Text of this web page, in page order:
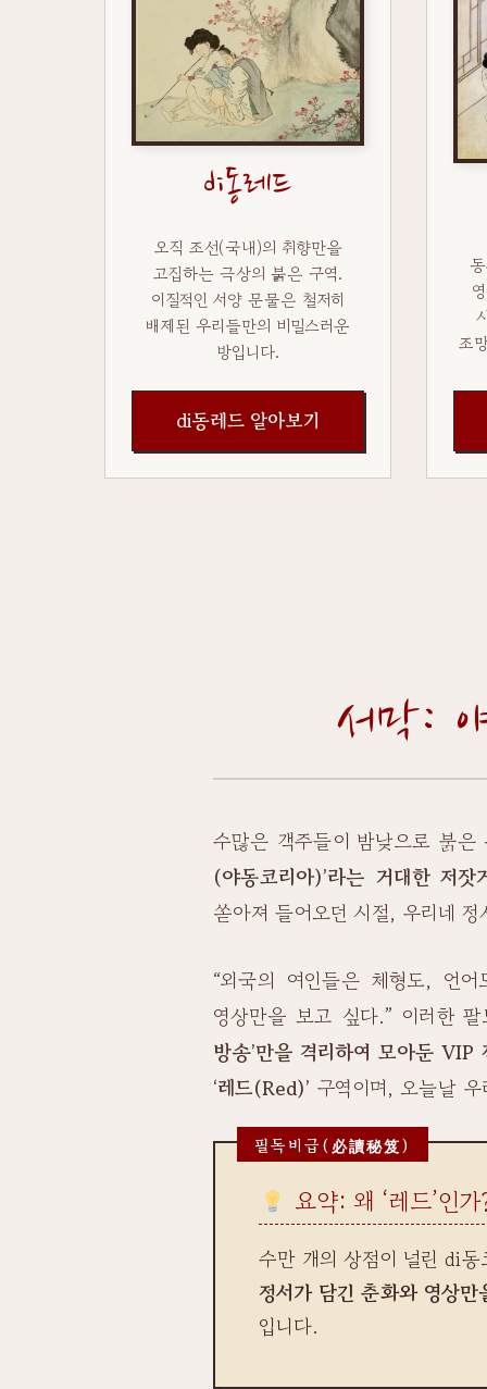
di동레드
오직 조선(국내)의 취향만을
고집하는 극상의 붉은 구역.
이질적인 서양 문물은 철저히
배제된 우리들만의 비밀스러운
방입니다.
di동레드 알아보기
조
서막:
수많은 객주들이 밤낮으로 붉
(야동코리아)’라는 거대한 저잣
쏟아져 들어오던 시절, 우리네
“외국의 여인들은 체형도, 언
영상만을 보고 싶다.” 이러한
방송’만을 격리하여 모아둔 VIP
‘레드(Red)’ 구역이며, 오늘날
요약: 왜 ‘레드’인
수만 개의 상점이 널린 di
정서가 담긴 춘화와 영상
입니다.